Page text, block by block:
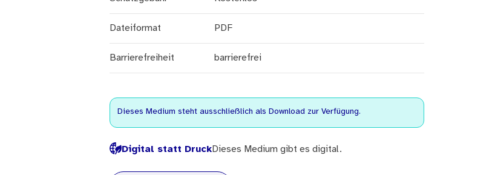
Dateiformat PDF
Barrierefreiheit barrierefrei
Dieses Medium steht ausschließlich als Download zur Verfügung.
Digital statt DruckDieses Medium gibt es digital.